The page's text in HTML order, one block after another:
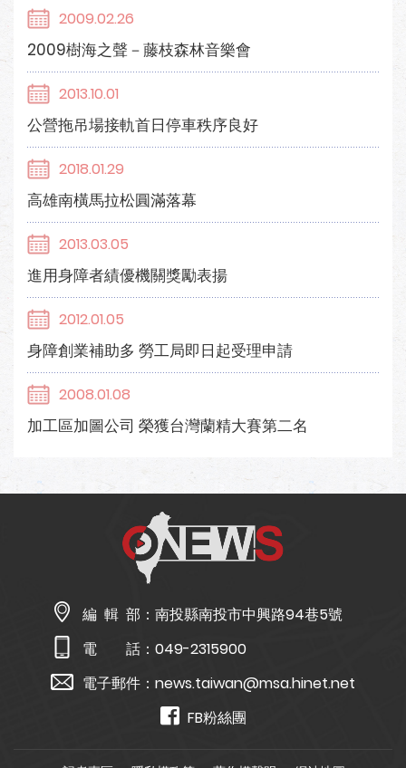
2009.02.26
2009樹海之聲－藤枝森林音樂會
2013.10.01
公營拖吊場接軌首日停車秩序良好
2018.01.29
高雄南橫馬拉松圓滿落幕
2013.03.05
進用身障者績優機關獎勵表揚
2012.01.05
身障創業補助多 勞工局即日起受理申請
2008.01.08
加工區加圖公司 榮獲台灣蘭精大賽第二名
編 輯 部： 南投縣南投市中興路94巷5號
電 話： 049-2315900
電子郵件： news.taiwan@msa.hinet.net
FB粉絲團